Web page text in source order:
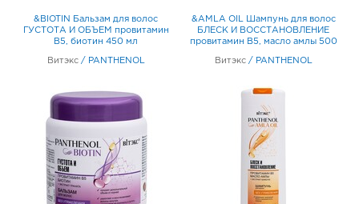
&BIOTIN Бальзам для волос
ГУСТОТА И ОБЪЕМ провитамин
В5, биотин 450 мл
Витэкс / PANTHENOL
&AMLA OIL Шампунь для волос
БЛЕСК И ВОССТАНОВЛЕНИЕ
провитамин В5, масло амлы 500
Витэкс / PANTHENOL